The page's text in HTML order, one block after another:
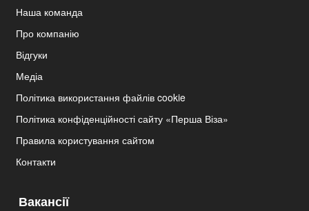
Наша команда
Про компанію
Відгуки
Медіа
Політика використання файлів cookie
Політика конфіденційності сайту «Перша Віза»
Правила користування сайтом
Контакти
Вакансії